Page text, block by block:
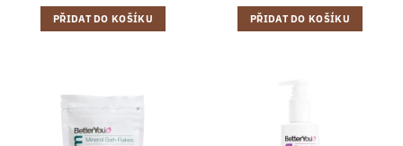
PŘIDAT DO KOŠÍKU PŘIDAT DO KOŠÍKU